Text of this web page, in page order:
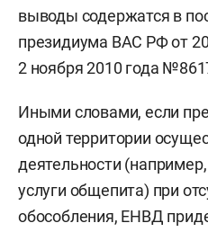
выводы содержатся в
президиума ВАС РФ от
2 ноября 2010 года
Иными словами, если
одной территории
деятельности
услуги общепита) при
обособления, ЕНВД